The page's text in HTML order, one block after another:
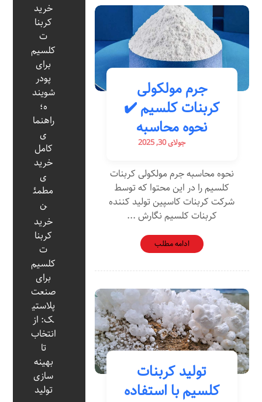
جرم مولکولی
کربنات کلسیم ✔️
نحوه محاسبه
جولای 30, 2025
نحوه محاسبه جرم مولکولی کربنات
کلسیم را در این محتوا که توسط
شرکت کربنات کاسپین تولید کننده
کربنات کلسیم نگارش ...
ادامه مطلب
تولید کربنات
کلسیم با استفاده
خرید
کربنا
ت
کلسیم
برای
پودر
شویند
ه؛
راهنما
ی
کامل
خرید
ی
مطمئ
ن
خرید
کربنا
ت
کلسیم
برای
صنعت
پلاستی
ک: از
انتخاب
تا
بهینه‌
سازی
تولید